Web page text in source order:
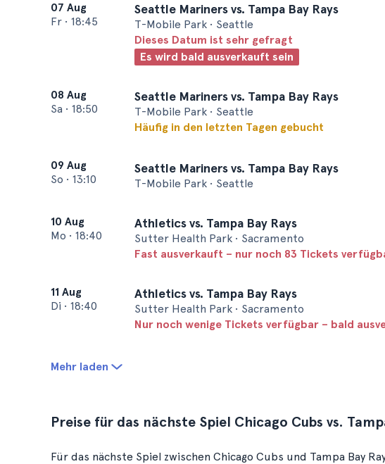
07 Aug
Fr • 18:45
Seattle Mariners vs. Tampa Bay Rays
T-Mobile Park • Seattle
Dieses Datum ist sehr gefragt
Es wird bald ausverkauft sein
08 Aug
Sa • 18:50
Seattle Mariners vs. Tampa Bay Rays
T-Mobile Park • Seattle
Häufig in den letzten Tagen gebucht
09 Aug
So • 13:10
Seattle Mariners vs. Tampa Bay Rays
T-Mobile Park • Seattle
10 Aug
Mo • 18:40
Athletics vs. Tampa Bay Rays
Sutter Health Park • Sacramento
Fast ausverkauft – nur noch 83 Tickets
11 Aug
Di • 18:40
Athletics vs. Tampa Bay Rays
Sutter Health Park • Sacramento
Nur noch wenige Tickets verfügbar – bald
Mehr laden
Preise für das nächste Spiel Chicago Cubs vs.
Für das nächste Spiel zwischen Chicago Cubs und Tampa Bay